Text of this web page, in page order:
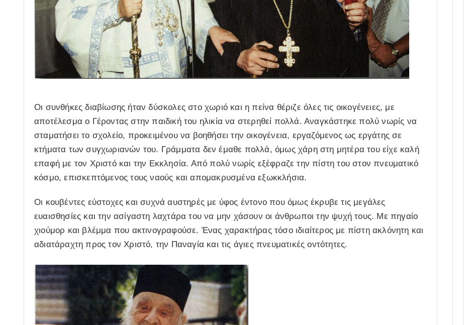
Οι συνθήκες διαβίωσης ήταν δύσκολες στο χωριό και η πείνα θέριζε όλες τις οικογένειες, με
αποτέλεσμα ο Γέροντας στην παιδική του ηλικία να στερηθεί πολλά. Αναγκάστηκε πολύ νωρίς να
σταματήσει το σχολείο, προκειμένου να βοηθήσει την οικογένεια, εργαζόμενος ως εργάτης σε
κτήματα των συγχωριανών του. Γράμματα δεν έμαθε πολλά, όμως χάρη στη μητέρα του είχε καλή
επαφή με τον Χριστό και την Εκκλησία. Από πολύ νωρίς εξέφραζε την πίστη του στον πνευματικό
κόσμο, επισκεπτόμενος τους ναούς και απομακρυσμένα εξωκκλήσια.
Οι κουβέντες εύστοχες και συχνά αυστηρές με ύφος έντονο που όμως έκρυβε τις μεγάλες
ευαισθησίες και την ασίγαστη λαχτάρα του να μην χάσουν οι άνθρωποι την ψυχή τους. Με πηγαίο
χιούμορ και βλέμμα που ακτινογραφούσε. Ένας χαρακτήρας τόσο ιδιαίτερος με πίστη ακλόνητη και
αδιατάραχτη προς τον Χριστό, την Παναγία και τις άγιες πνευματικές οντότητες.